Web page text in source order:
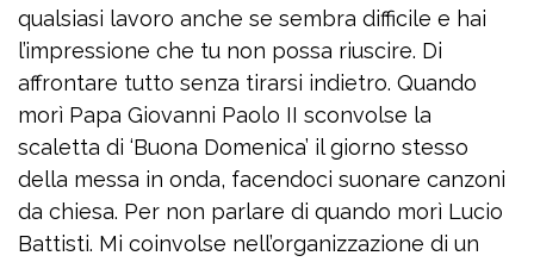
qualsiasi lavoro anche se sembra difficile e hai
l’impressione che tu non possa riuscire. Di
affrontare tutto senza tirarsi indietro. Quando
morì Papa Giovanni Paolo II sconvolse la
scaletta di ‘Buona Domenica’ il giorno stesso
della messa in onda, facendoci suonare canzoni
da chiesa. Per non parlare di quando morì Lucio
Battisti. Mi coinvolse nell’organizzazione di un